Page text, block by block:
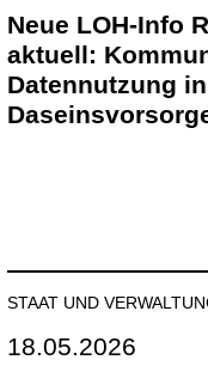
Neue LOH-Info
aktuell:
Datennutzung
STAAT UND
18.05.2026